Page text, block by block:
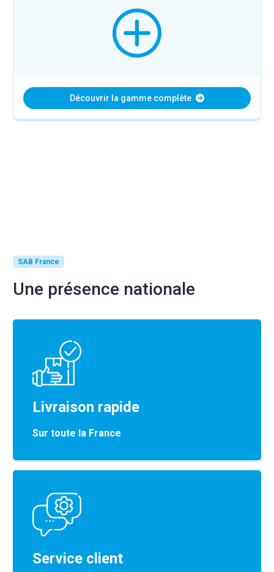
Découvrir la gamme complète
SAB France
Une présence nationale
Livraison rapide
Sur toute la France
Service client